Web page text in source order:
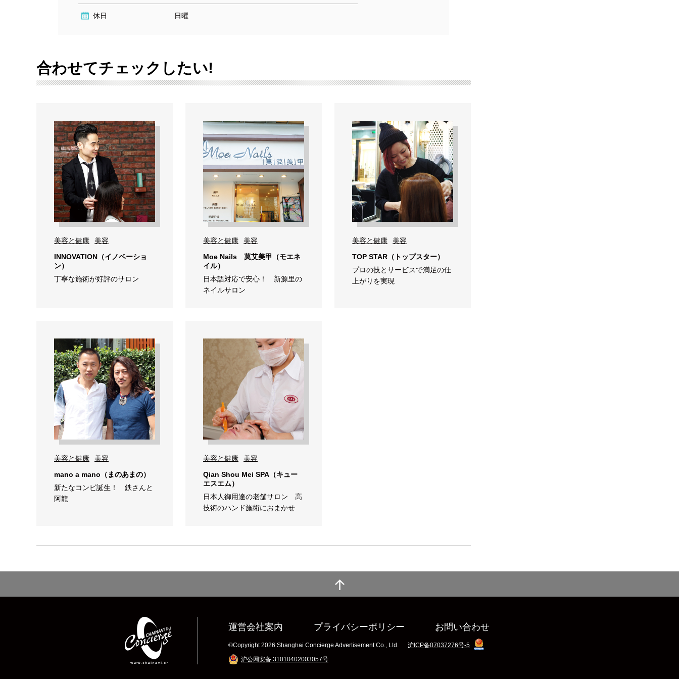
休日 日曜
合わせてチェックしたい!
美容と健康
美容
INNOVATION（イノベーショ
ン）
丁寧な施術が好評のサロン
美容と健康
美容
Moe Nails 莫艾美甲（モエネ
イル）
日本語対応で安心！ 新源里の
ネイルサロン
美容と健康
美容
TOP STAR（トップスター）
プロの技とサービスで満足の仕
上がりを実現
美容と健康
美容
mano a mano（まのあまの）
新たなコンビ誕生！ 鉄さんと
阿龍
美容と健康
美容
Qian Shou Mei SPA（キュー
エスエム）
日本人御用達の老舗サロン 高
技術のハンド施術におまかせ
運営会社案内 プライバシーポリシー お問い合わせ
©Copyright 2026 Shanghai Concierge Advertisement Co., Ltd.
沪ICP备07037276号-5
沪公网安备 31010402003057号